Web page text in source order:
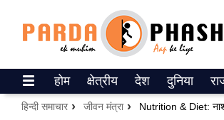
ePaper
होम क्षेत्रीय देश दुनिया
हिन्दी समाचार जीवन मंत्रा Nutrition & Diet: